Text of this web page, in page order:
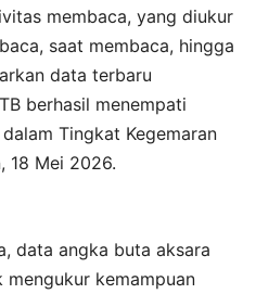
membaca, yang diukur
saat membaca, hingga
data terbaru
berhasil menempati
Tingkat Kegemaran
18 Mei 2026.
data angka buta aksara
kemampuan